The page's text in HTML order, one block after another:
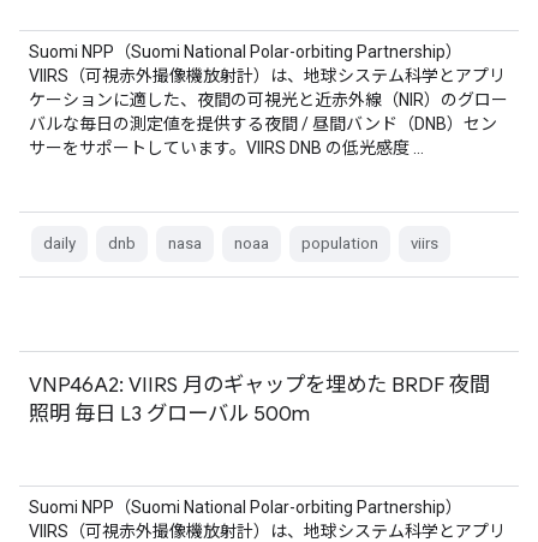
Suomi NPP（Suomi National Polar-orbiting Partnership）
VIIRS（可視赤外撮像機放射計）は、地球システム科学とアプリ
ケーションに適した、夜間の可視光と近赤外線（NIR）のグロー
バルな毎日の測定値を提供する夜間 / 昼間バンド（DNB）セン
サーをサポートしています。VIIRS DNB の低光感度 …
daily dnb nasa noaa population viirs
VNP46A2: VIIRS 月のギャップを埋めた BRDF 夜間
照明 毎日 L3 グローバル 500m
Suomi NPP（Suomi National Polar-orbiting Partnership）
VIIRS（可視赤外撮像機放射計）は、地球システム科学とアプリ